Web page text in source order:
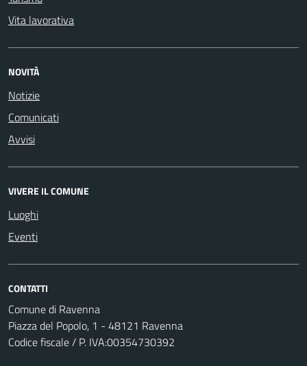
Vita lavorativa
NOVITÀ
Notizie
Comunicati
Avvisi
VIVERE IL COMUNE
Luoghi
Eventi
CONTATTI
Comune di Ravenna
Piazza del Popolo, 1 - 48121 Ravenna
Codice fiscale / P. IVA:00354730392